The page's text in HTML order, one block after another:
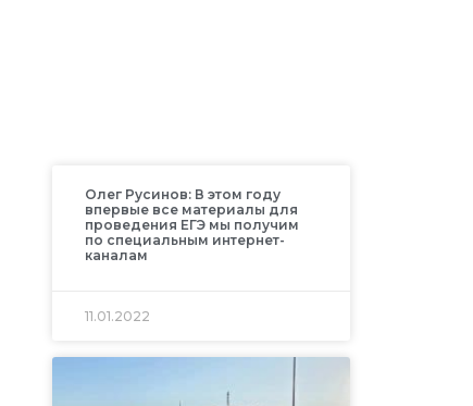
Олег Русинов: В этом году
впервые все материалы для
проведения ЕГЭ мы получим
по специальным интернет-
каналам
11.01.2022